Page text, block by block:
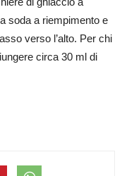
soda a riempimento e
verso l’alto. Per chi
circa 30 ml di